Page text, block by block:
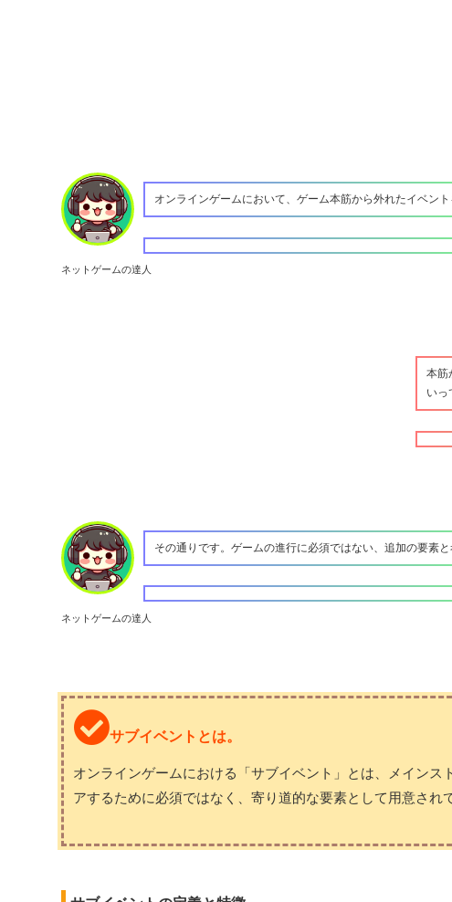
ネットゲームの達人
オンラインゲームにおいて、ゲーム本筋から外れたイベント
本筋
いっ
ネットゲームの達人
その通りです。ゲームの進行に必須ではない、追加の要素と
サブイベントとは。
オンラインゲームにおける「サブイベント」とは、メイン
アするために必須ではなく、寄り道的な要素として用意され